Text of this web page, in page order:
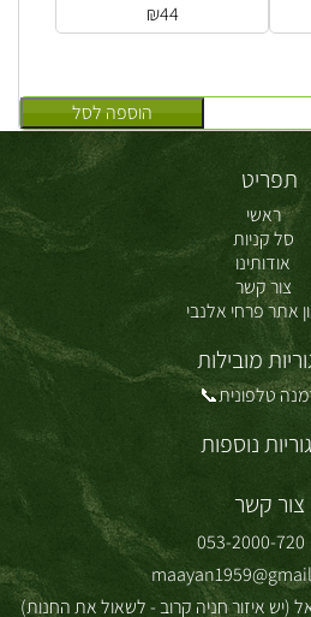
הוספה לסל
₪44
תפריט
ראשי
סל קניות
אודותינו
צור קשר
אתר פרחי אלנבי
מובילות
טלפונית📞
נוספות
צור קשר
053-2000-720